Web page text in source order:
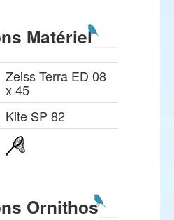
Matériel
Zeiss Terra ED 08
x 45
Kite SP 82
Ornithos